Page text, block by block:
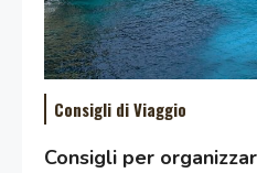
Consigli di Viaggio
Consigli per